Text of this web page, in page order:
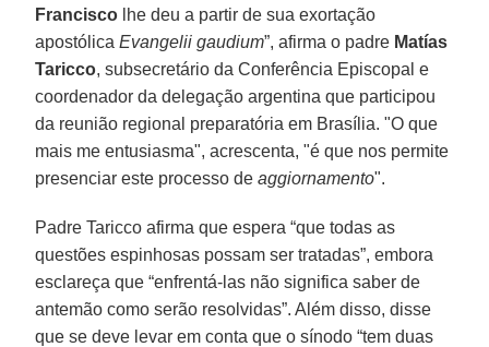
Francisco lhe deu a partir de sua exortação
apostólicaEvangelii gaudium”, afirma o padre Matías
Taricco, subsecretário da Conferência Episcopal e
coordenador da delegação argentina que participou
da reunião regional preparatória em Brasília. "O que
mais me entusiasma", acrescenta, "é que nos permite
presenciar este processo deaggiornamento".
Padre Taricco afirma que espera “que todas as
questões espinhosas possam ser tratadas”, embora
esclareça que “enfrentá-las não significa saber de
antemão como serão resolvidas”. Além disso, disse
que se deve levar em conta que o sínodo “tem duas